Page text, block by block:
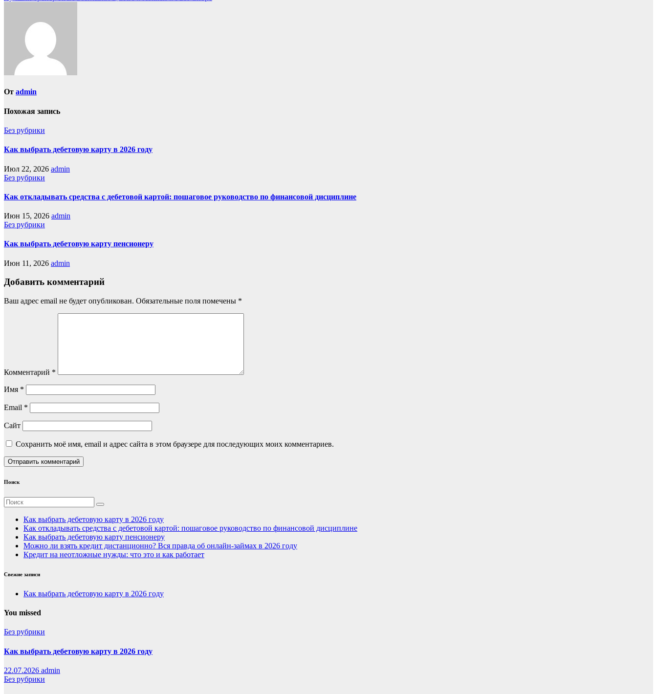
От admin
Похожая запись
Без рубрики
Как выбрать дебетовую карту в 2026 году
Июл 22, 2026 admin
Без рубрики
Как откладывать средства с дебетовой картой: пошаговое руководство по финансовой дисциплине
Июн 15, 2026 admin
Без рубрики
Как выбрать дебетовую карту пенсионеру
Июн 11, 2026 admin
Добавить комментарий
Ваш адрес email не будет опубликован. Обязательные поля помечены *
Комментарий *
Имя *
Email *
Сайт
Сохранить моё имя, email и адрес сайта в этом браузере для последующих моих комментариев.
Поиск
Как выбрать дебетовую карту в 2026 году
Как откладывать средства с дебетовой картой: пошаговое руководство по финансовой дисциплине
Как выбрать дебетовую карту пенсионеру
Можно ли взять кредит дистанционно? Вся правда об онлайн-займах в 2026 году
Кредит на неотложные нужды: что это и как работает
Свежие записи
Как выбрать дебетовую карту в 2026 году
You missed
Без рубрики
Как выбрать дебетовую карту в 2026 году
22.07.2026 admin
Без рубрики